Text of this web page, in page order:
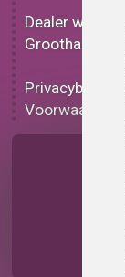
Dealer worden
Groothandel
Privacybeleid
Voorwaarden